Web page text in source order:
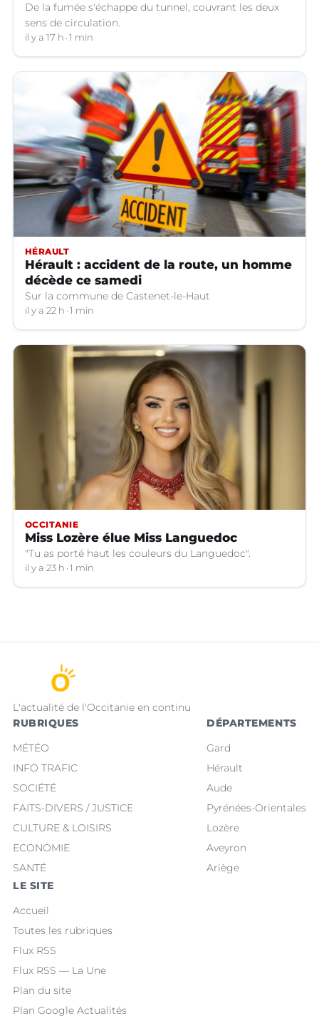
De la fumée s'échappe du tunnel, couvrant les deux
sens de circulation.
il y a 17 h 1 min
HÉRAULT
Hérault : accident de la route, un homme
décède ce samedi
Sur la commune de Castenet-le-Haut
il y a 22 h 1 min
OCCITANIE
Miss Lozère élue Miss Languedoc
"Tu as porté haut les couleurs du Languedoc".
il y a 23 h 1 min
L'actualité de l'Occitanie en continu
RUBRIQUES
MÉTÉO
INFO TRAFIC
SOCIÉTÉ
FAITS-DIVERS / JUSTICE
CULTURE & LOISIRS
ECONOMIE
SANTÉ
DÉPARTEMENTS
Gard
Hérault
Aude
Pyrénées-Orientales
Lozère
Aveyron
Ariège
LE SITE
Accueil
Toutes les rubriques
Flux RSS
Flux RSS — La Une
Plan du site
Plan Google Actualités